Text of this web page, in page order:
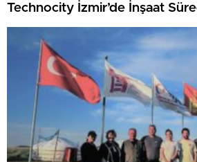
Technocity İzmir’de İnşaat